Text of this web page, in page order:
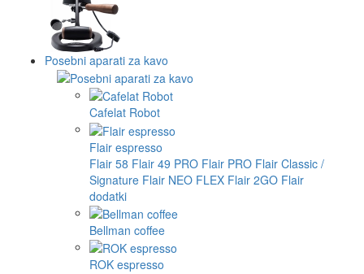
Posebni aparati za kavo
Cafelat Robot
Flair espresso
Flair 58 Flair 49 PRO Flair PRO Flair Classic /
Signature Flair NEO FLEX Flair 2GO Flair
dodatki
Bellman coffee
ROK espresso